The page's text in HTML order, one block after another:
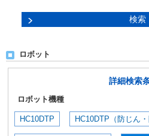
ロボット
詳細検索
ロボット機種
HC10DTP HC10DTP（防じん・